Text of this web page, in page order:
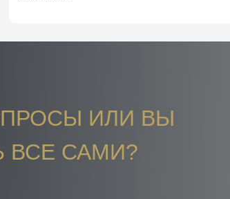
ИЛИ ВЫ
ВСЕ САМИ?